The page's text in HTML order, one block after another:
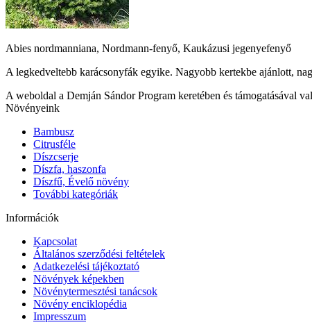
Abies nordmanniana, Nordmann-fenyő, Kaukázusi jegenyefenyő
A legkedveltebb karácsonyfák egyike. Nagyobb kertekbe ajánlott,
A weboldal a Demján Sándor Program keretében és támogatásával
Növényeink
Bambusz
Citrusféle
Díszcserje
Díszfa, haszonfa
Díszfű, Évelő növény
További kategóriák
Információk
Kapcsolat
Általános szerződési feltételek
Adatkezelési tájékoztató
Növények képekben
Növénytermesztési tanácsok
Növény enciklopédia
Impresszum